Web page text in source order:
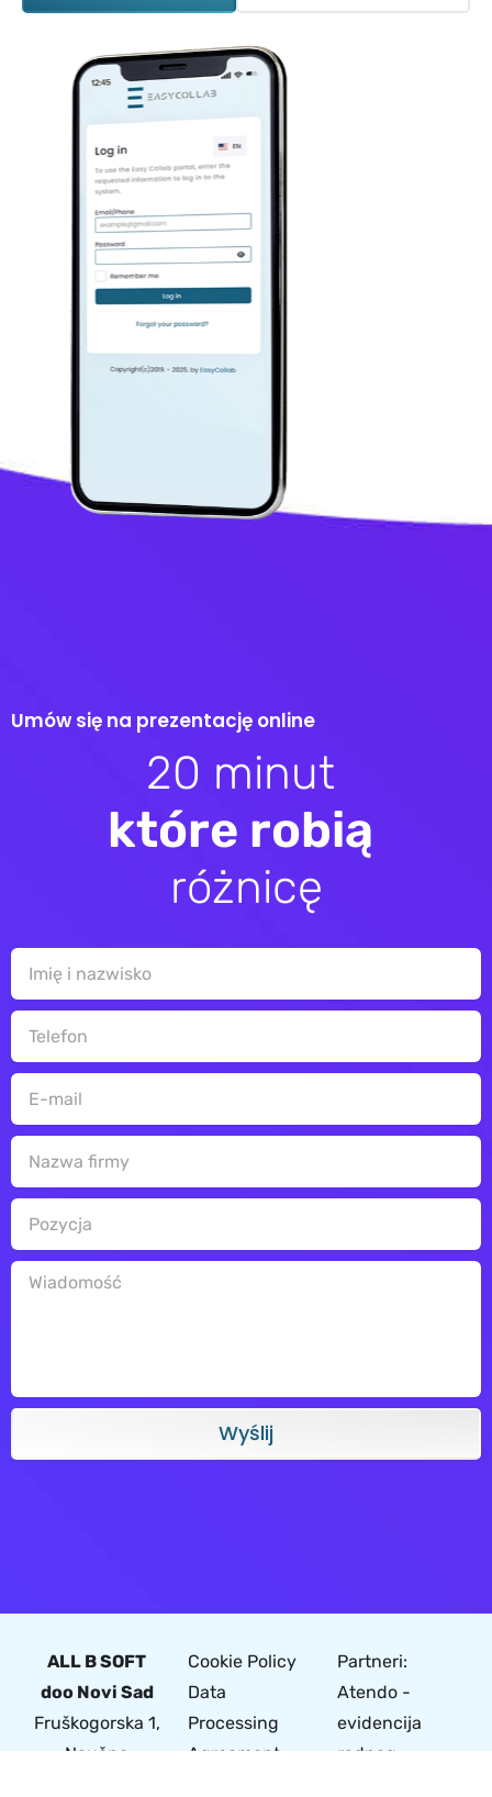
Umów się na prezentację online
20 minut
które robią
różnicę
Wyślij
ALL B SOFT
doo Novi Sad
Fruškogorska 1,
Naučno
Cookie Policy
Data
Processing
Agreement
Partneri:
Atendo -
evidencija
radnog